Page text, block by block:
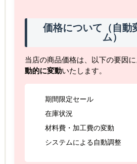
価格について（自動
ム）
当店の商品価格は、以下の要因に
動的に変動いたします。
期間限定セール
在庫状況
材料費・加工費の変動
システムによる自動調整